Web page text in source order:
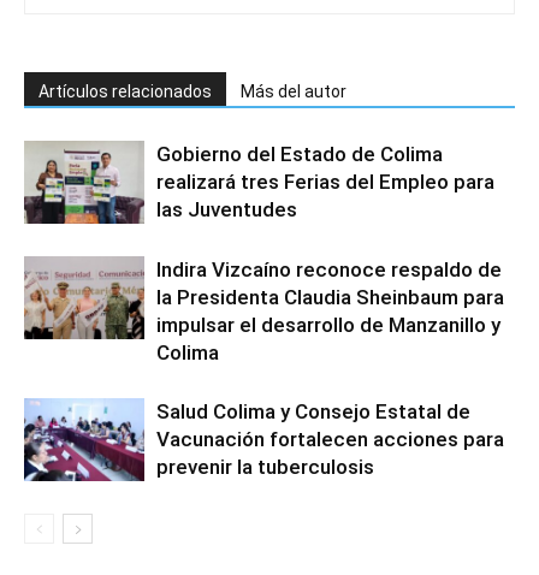
Artículos relacionados Más del autor
Gobierno del Estado de Colima
realizará tres Ferias del Empleo para
las Juventudes
Indira Vizcaíno reconoce respaldo de
la Presidenta Claudia Sheinbaum para
impulsar el desarrollo de Manzanillo y
Colima
Salud Colima y Consejo Estatal de
Vacunación fortalecen acciones para
prevenir la tuberculosis